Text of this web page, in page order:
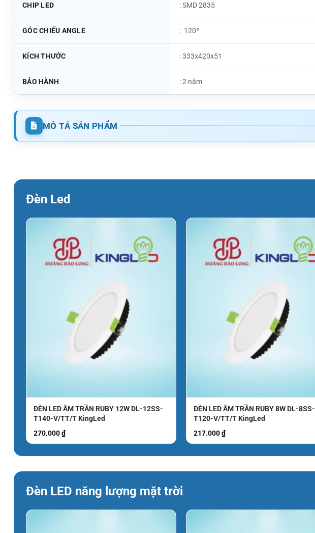
CHIP LED : SMD 2835
GÓC CHIẾU ANGLE : 120º
KÍCH THƯỚC : 333x420x51
BẢO HÀNH : 2 năm
MÔ TẢ SẢN PHẨM
Đèn Led
ĐÈN LED ÂM TRẦN RUBY 12W DL-12SS-
T140-V/TT/T KingLed
270.000₫
ĐÈN LED ÂM TRẦN RUBY 8W DL-8SS-
T120-V/TT/T KingLed
217.000₫
Đèn LED năng lượng mặt trời